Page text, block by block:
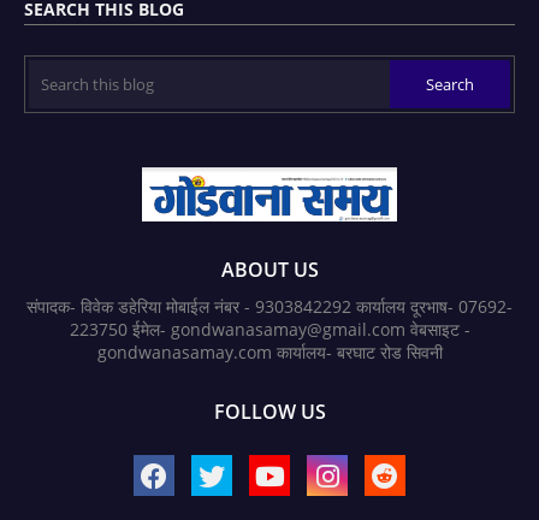
SEARCH THIS BLOG
ABOUT US
संपादक- विवेक डहेरिया मोबाईल नंबर - 9303842292 कार्यालय दूरभाष- 07692-
223750 ईमेल- gondwanasamay@gmail.com वेबसाइट -
gondwanasamay.com कार्यालय- बरघाट रोड सिवनी
FOLLOW US